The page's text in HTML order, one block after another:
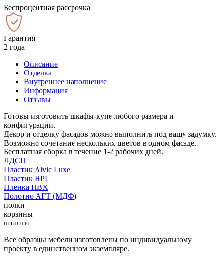
Беспроцентная рассрочка
Гарантия
2 года
Описание
Отделка
Внутреннее наполнение
Информация
Отзывы
Готовы изготовить шкафы-купе любого размера и
конфигурации.
Декор и отделку фасадов можно выполнить под вашу задумку.
Возможно сочетание нескольких цветов в одном фасаде.
Бесплатная сборка в течение 1-2 рабочих дней.
ЛДСП
Пластик Alvic Luxe
Пластик HPL
Пленка ПВХ
Полотно АГТ (МДФ)
полки
корзины
штанги
Все образцы мебели изготовлены по индивидуальному
проекту в единственном экземпляре.